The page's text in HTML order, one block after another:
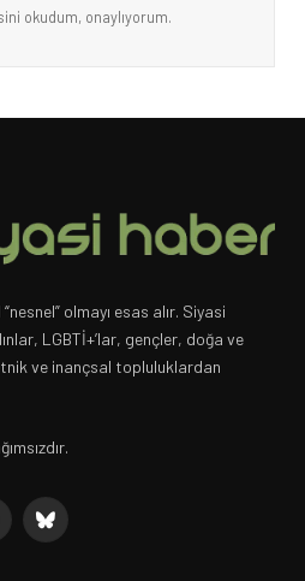
okudum, onaylıyorum.
olmayı esas alır. Siyasi
LGBTİ+’lar, gençler, doğa ve
ve inançsal topluluklardan
Bluesky